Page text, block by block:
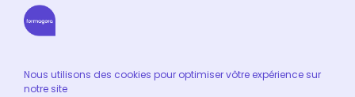
Nous utilisons des cookies pour optimiser vôtre expérience sur
notre site
Formation de formateurs